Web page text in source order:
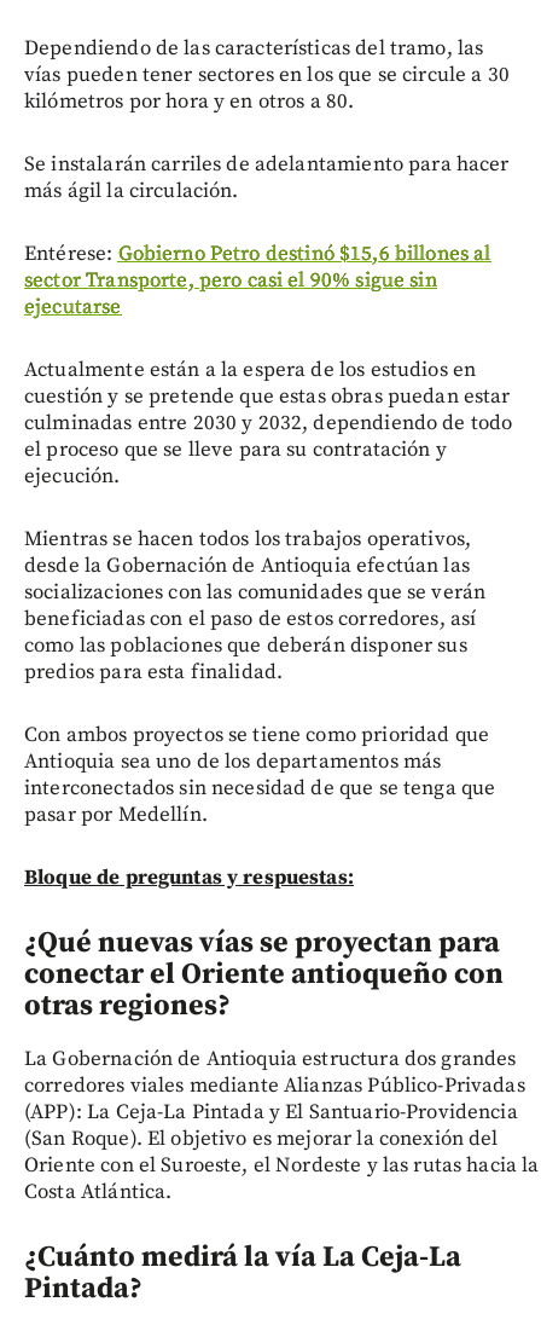
Dependiendo de las características del tramo, las
vías pueden tener sectores en los que se circule a 30
kilómetros por hora y en otros a 80.
Se instalarán carriles de adelantamiento para hacer
más ágil la circulación.
Entérese: Gobierno Petro destinó $15,6 billones al
sector Transporte, pero casi el 90% sigue sin
ejecutarse
Actualmente están a la espera de los estudios en
cuestión y se pretende que estas obras puedan estar
culminadas entre 2030 y 2032, dependiendo de todo
el proceso que se lleve para su contratación y
ejecución.
Mientras se hacen todos los trabajos operativos,
desde la Gobernación de Antioquia efectúan las
socializaciones con las comunidades que se verán
beneficiadas con el paso de estos corredores, así
como las poblaciones que deberán disponer sus
predios para esta finalidad.
Con ambos proyectos se tiene como prioridad que
Antioquia sea uno de los departamentos más
interconectados sin necesidad de que se tenga que
pasar por Medellín.
Bloque de preguntas y respuestas:
¿Qué nuevas vías se proyectan para
conectar el Oriente antioqueño con
otras regiones?
La Gobernación de Antioquia estructura dos grandes
corredores viales mediante Alianzas Público-Privadas
(APP): La Ceja-La Pintada y El Santuario-Providencia
(San Roque). El objetivo es mejorar la conexión del
Oriente con el Suroeste, el Nordeste y las rutas hacia la
Costa Atlántica.
¿Cuánto medirá la vía La Ceja-La
Pintada?